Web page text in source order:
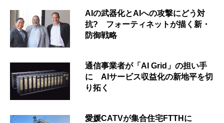
AIの武器化とAIへの攻撃にどう対
抗? フォーティネットが描く新・
防御戦略
通信事業者が「AI Grid」の担い手
に AIサービス収益化の新地平を切
り拓く
愛媛CATVが集合住宅FTTHに